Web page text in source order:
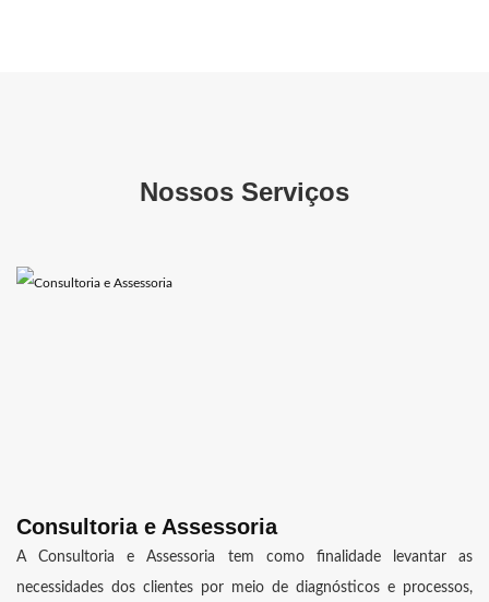
Nossos Serviços
Consultoria e Assessoria
A Consultoria e Assessoria tem como finalidade levantar as
necessidades dos clientes por meio de diagnósticos e processos,